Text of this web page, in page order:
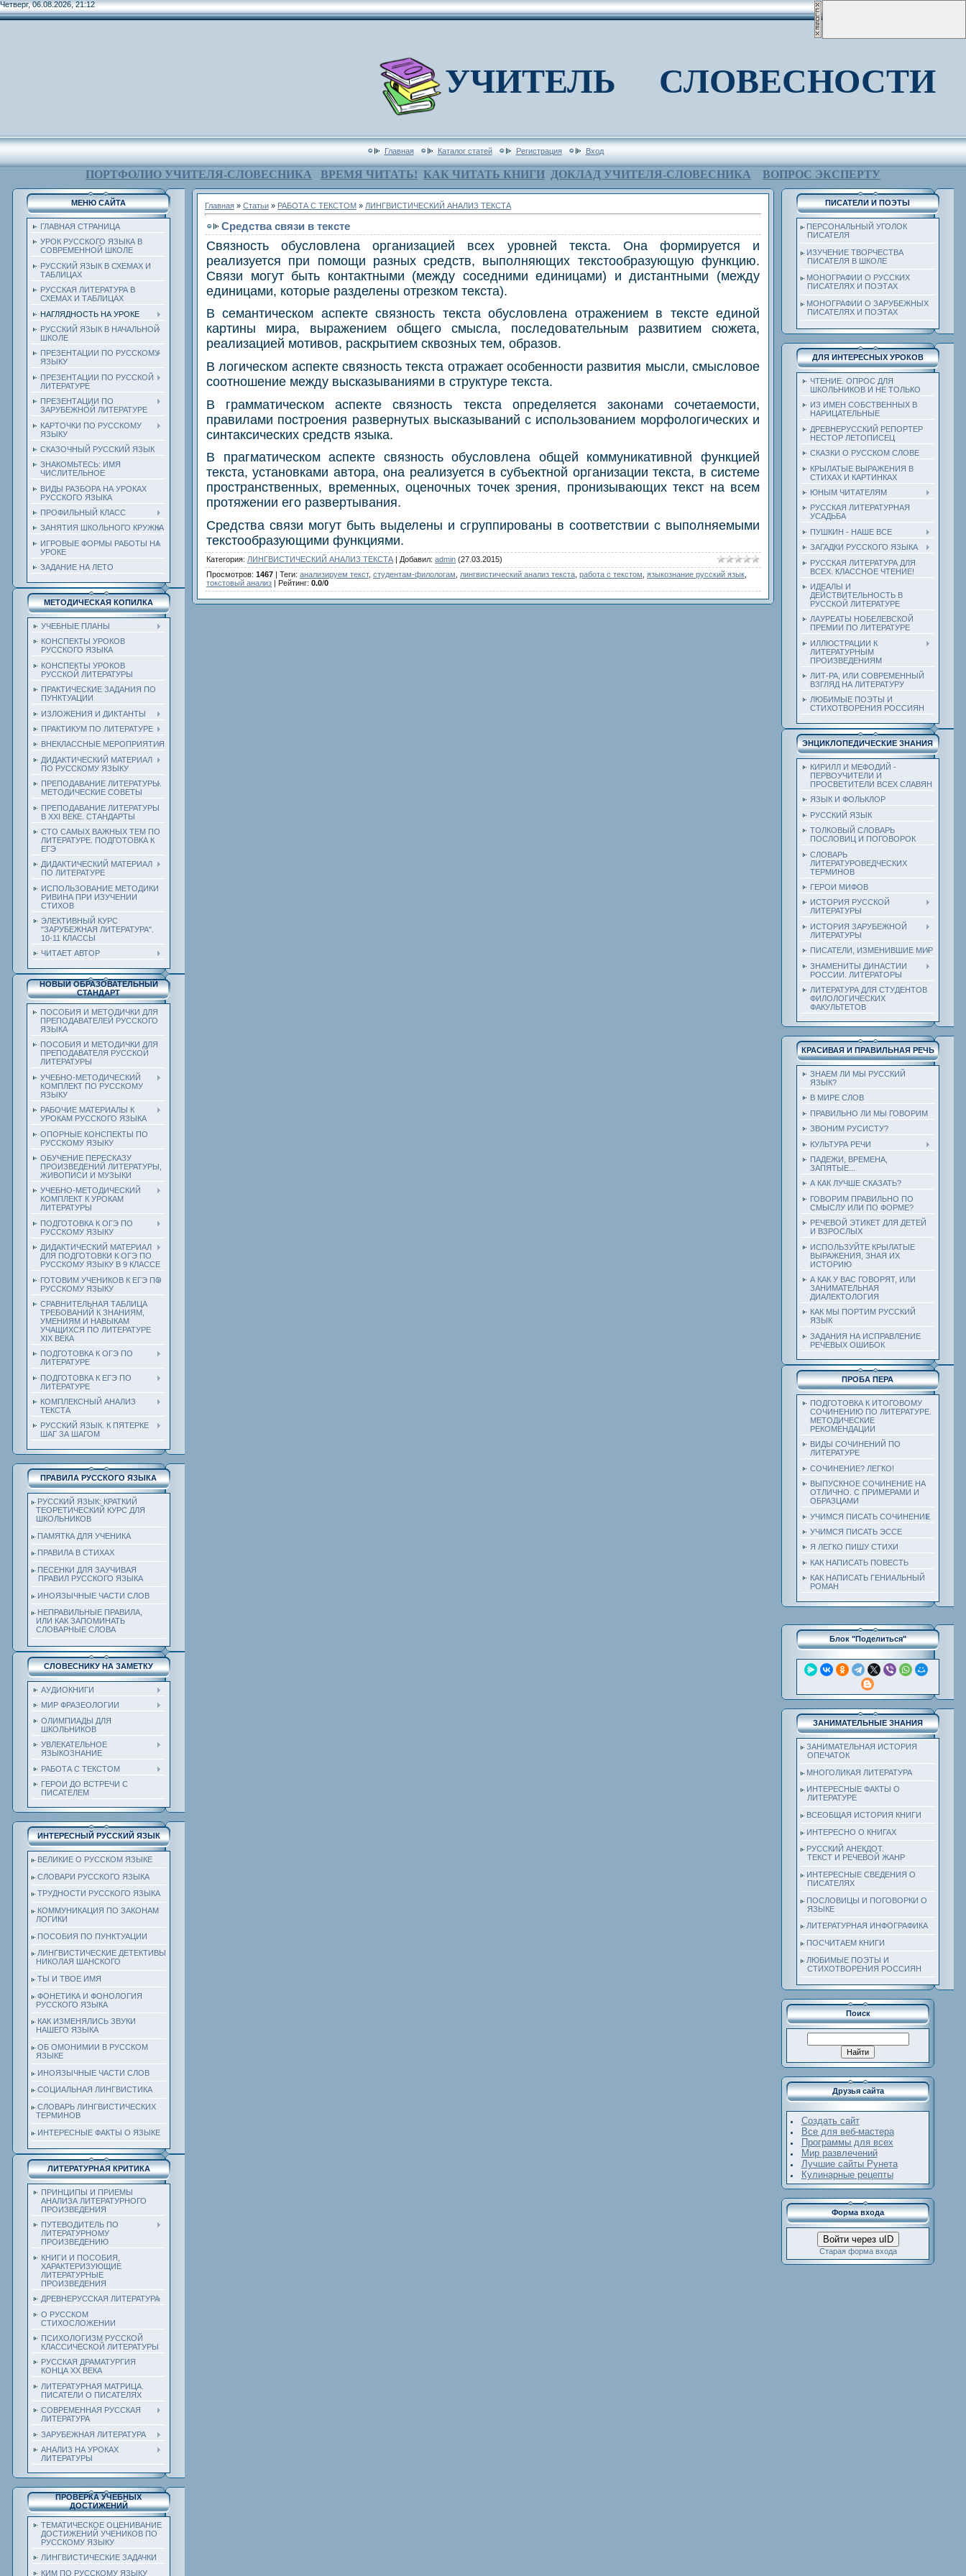
Четверг, 06.08.2026, 21:12
УЧИТЕЛЬ СЛОВЕСНОСТИ
Главная Каталог статей Регистрация Вход
ПОРТФОЛИО УЧИТЕЛЯ-СЛОВЕСНИКА ВРЕМЯ ЧИТАТЬ! КАК ЧИТАТЬ КНИГИ ДОКЛАД УЧИТЕЛЯ-СЛОВЕСНИКА ВОПРОС ЭКСПЕРТУ
МЕНЮ САЙТА
ГЛАВНАЯ СТРАНИЦА
УРОК РУССКОГО ЯЗЫКА В
СОВРЕМЕННОЙ ШКОЛЕ
РУССКИЙ ЯЗЫК В СХЕМАХ И
ТАБЛИЦАХ
РУССКАЯ ЛИТЕРАТУРА В
СХЕМАХ И ТАБЛИЦАХ
НАГЛЯДНОСТЬ НА УРОКЕ
РУССКИЙ ЯЗЫК В НАЧАЛЬНОЙ
ШКОЛЕ
ПРЕЗЕНТАЦИИ ПО РУССКОМУ
ЯЗЫКУ
ПРЕЗЕНТАЦИИ ПО РУССКОЙ
ЛИТЕРАТУРЕ
ПРЕЗЕНТАЦИИ ПО
ЗАРУБЕЖНОЙ ЛИТЕРАТУРЕ
КАРТОЧКИ ПО РУССКОМУ
ЯЗЫКУ
СКАЗОЧНЫЙ РУССКИЙ ЯЗЫК
ЗНАКОМЬТЕСЬ: ИМЯ
ЧИСЛИТЕЛЬНОЕ
ВИДЫ РАЗБОРА НА УРОКАХ
РУССКОГО ЯЗЫКА
ПРОФИЛЬНЫЙ КЛАСС
ЗАНЯТИЯ ШКОЛЬНОГО КРУЖКА
ИГРОВЫЕ ФОРМЫ РАБОТЫ НА
УРОКЕ
ЗАДАНИЕ НА ЛЕТО
МЕТОДИЧЕСКАЯ КОПИЛКА
УЧЕБНЫЕ ПЛАНЫ
КОНСПЕКТЫ УРОКОВ
РУССКОГО ЯЗЫКА
КОНСПЕКТЫ УРОКОВ
РУССКОЙ ЛИТЕРАТУРЫ
ПРАКТИЧЕСКИЕ ЗАДАНИЯ ПО
ПУНКТУАЦИИ
ИЗЛОЖЕНИЯ И ДИКТАНТЫ
ПРАКТИКУМ ПО ЛИТЕРАТУРЕ
ВНЕКЛАССНЫЕ МЕРОПРИЯТИЯ
ДИДАКТИЧЕСКИЙ МАТЕРИАЛ
ПО РУССКОМУ ЯЗЫКУ
ПРЕПОДАВАНИЕ ЛИТЕРАТУРЫ.
МЕТОДИЧЕСКИЕ СОВЕТЫ
ПРЕПОДАВАНИЕ ЛИТЕРАТУРЫ
В XXI ВЕКЕ. СТАНДАРТЫ
СТО САМЫХ ВАЖНЫХ ТЕМ ПО
ЛИТЕРАТУРЕ. ПОДГОТОВКА К
ЕГЭ
ДИДАКТИЧЕСКИЙ МАТЕРИАЛ
ПО ЛИТЕРАТУРЕ
ИСПОЛЬЗОВАНИЕ МЕТОДИКИ
РИВИНА ПРИ ИЗУЧЕНИИ
СТИХОВ
ЭЛЕКТИВНЫЙ КУРС
"ЗАРУБЕЖНАЯ ЛИТЕРАТУРА".
10-11 КЛАССЫ
ЧИТАЕТ АВТОР
НОВЫЙ ОБРАЗОВАТЕЛЬНЫЙ
СТАНДАРТ
ПОСОБИЯ И МЕТОДИЧКИ ДЛЯ
ПРЕПОДАВАТЕЛЕЙ РУССКОГО
ЯЗЫКА
ПОСОБИЯ И МЕТОДИЧКИ ДЛЯ
ПРЕПОДАВАТЕЛЯ РУССКОЙ
ЛИТЕРАТУРЫ
УЧЕБНО-МЕТОДИЧЕСКИЙ
КОМПЛЕКТ ПО РУССКОМУ
ЯЗЫКУ
РАБОЧИЕ МАТЕРИАЛЫ К
УРОКАМ РУССКОГО ЯЗЫКА
ОПОРНЫЕ КОНСПЕКТЫ ПО
РУССКОМУ ЯЗЫКУ
ОБУЧЕНИЕ ПЕРЕСКАЗУ
ПРОИЗВЕДЕНИЙ ЛИТЕРАТУРЫ,
ЖИВОПИСИ И МУЗЫКИ
УЧЕБНО-МЕТОДИЧЕСКИЙ
КОМПЛЕКТ К УРОКАМ
ЛИТЕРАТУРЫ
ПОДГОТОВКА К ОГЭ ПО
РУССКОМУ ЯЗЫКУ
ДИДАКТИЧЕСКИЙ МАТЕРИАЛ
ДЛЯ ПОДГОТОВКИ К ОГЭ ПО
РУССКОМУ ЯЗЫКУ В 9 КЛАССЕ
ГОТОВИМ УЧЕНИКОВ К ЕГЭ ПО
РУССКОМУ ЯЗЫКУ
СРАВНИТЕЛЬНАЯ ТАБЛИЦА
ТРЕБОВАНИЙ К ЗНАНИЯМ,
УМЕНИЯМ И НАВЫКАМ
УЧАЩИХСЯ ПО ЛИТЕРАТУРЕ
ХIХ ВЕКА
ПОДГОТОВКА К ОГЭ ПО
ЛИТЕРАТУРЕ
ПОДГОТОВКА К ЕГЭ ПО
ЛИТЕРАТУРЕ
КОМПЛЕКСНЫЙ АНАЛИЗ
ТЕКСТА
РУССКИЙ ЯЗЫК. К ПЯТЕРКЕ
ШАГ ЗА ШАГОМ
ПРАВИЛА РУССКОГО ЯЗЫКА
РУССКИЙ ЯЗЫК: КРАТКИЙ
ТЕОРЕТИЧЕСКИЙ КУРС ДЛЯ
ШКОЛЬНИКОВ
ПАМЯТКА ДЛЯ УЧЕНИКА
ПРАВИЛА В СТИХАХ
ПЕСЕНКИ ДЛЯ ЗАУЧИВАЯ
ПРАВИЛ РУССКОГО ЯЗЫКА
ИНОЯЗЫЧНЫЕ ЧАСТИ СЛОВ
НЕПРАВИЛЬНЫЕ ПРАВИЛА,
ИЛИ КАК ЗАПОМИНАТЬ
СЛОВАРНЫЕ СЛОВА
СЛОВЕСНИКУ НА ЗАМЕТКУ
АУДИОКНИГИ
МИР ФРАЗЕОЛОГИИ
ОЛИМПИАДЫ ДЛЯ
ШКОЛЬНИКОВ
УВЛЕКАТЕЛЬНОЕ
ЯЗЫКОЗНАНИЕ
РАБОТА С ТЕКСТОМ
ГЕРОИ ДО ВСТРЕЧИ С
ПИСАТЕЛЕМ
ИНТЕРЕСНЫЙ РУССКИЙ ЯЗЫК
ВЕЛИКИЕ О РУССКОМ ЯЗЫКЕ
СЛОВАРИ РУССКОГО ЯЗЫКА
ТРУДНОСТИ РУССКОГО ЯЗЫКА
КОММУНИКАЦИЯ ПО ЗАКОНАМ
ЛОГИКИ
ПОСОБИЯ ПО ПУНКТУАЦИИ
ЛИНГВИСТИЧЕСКИЕ ДЕТЕКТИВЫ
НИКОЛАЯ ШАНСКОГО
ТЫ И ТВОЕ ИМЯ
ФОНЕТИКА И ФОНОЛОГИЯ
РУССКОГО ЯЗЫКА
КАК ИЗМЕНЯЛИСЬ ЗВУКИ
НАШЕГО ЯЗЫКА
ОБ ОМОНИМИИ В РУССКОМ
ЯЗЫКЕ
ИНОЯЗЫЧНЫЕ ЧАСТИ СЛОВ
СОЦИАЛЬНАЯ ЛИНГВИСТИКА
СЛОВАРЬ ЛИНГВИСТИЧЕСКИХ
ТЕРМИНОВ
ИНТЕРЕСНЫЕ ФАКТЫ О ЯЗЫКЕ
ЛИТЕРАТУРНАЯ КРИТИКА
ПРИНЦИПЫ И ПРИЕМЫ
АНАЛИЗА ЛИТЕРАТУРНОГО
ПРОИЗВЕДЕНИЯ
ПУТЕВОДИТЕЛЬ ПО
ЛИТЕРАТУРНОМУ
ПРОИЗВЕДЕНИЮ
КНИГИ И ПОСОБИЯ,
ХАРАКТЕРИЗУЮЩИЕ
ЛИТЕРАТУРНЫЕ
ПРОИЗВЕДЕНИЯ
ДРЕВНЕРУССКАЯ ЛИТЕРАТУРА
О РУССКОМ
СТИХОСЛОЖЕНИИ
ПСИХОЛОГИЗМ РУССКОЙ
КЛАССИЧЕСКОЙ ЛИТЕРАТУРЫ
РУССКАЯ ДРАМАТУРГИЯ
КОНЦА ХХ ВЕКА
ЛИТЕРАТУРНАЯ МАТРИЦА.
ПИСАТЕЛИ О ПИСАТЕЛЯХ
СОВРЕМЕННАЯ РУССКАЯ
ЛИТЕРАТУРА
ЗАРУБЕЖНАЯ ЛИТЕРАТУРА
АНАЛИЗ НА УРОКАХ
ЛИТЕРАТУРЫ
ПРОВЕРКА УЧЕБНЫХ
ДОСТИЖЕНИЙ
ТЕМАТИЧЕСКОЕ ОЦЕНИВАНИЕ
ДОСТИЖЕНИЙ УЧЕНИКОВ ПО
РУССКОМУ ЯЗЫКУ
ЛИНГВИСТИЧЕСКИЕ ЗАДАЧКИ
КИМ ПО РУССКОМУ ЯЗЫКУ
Главная » Статьи » РАБОТА С ТЕКСТОМ » ЛИНГВИСТИЧЕСКИЙ АНАЛИЗ ТЕКСТА
Средства связи в тексте
Связность обусловлена организацией всех уровней текста. Она формируется и
реализуется при помощи разных средств, выполняющих текстообразующую функцию.
Связи могут быть контактными (между соседними единицами) и дистантными (между
единицами, которые разделены отрезком текста).
В семантическом аспекте связность текста обусловлена отражением в тексте единой
картины мира, выражением общего смысла, последовательным развитием сюжета,
реализацией мотивов, раскрытием сквозных тем, образов.
В логическом аспекте связность текста отражает особенности развития мысли, смысловое
соотношение между высказываниями в структуре текста.
В грамматическом аспекте связность текста определяется законами сочетаемости,
правилами построения развернутых высказываний с использованием морфологических и
синтаксических средств языка.
В прагматическом аспекте связность обусловлена общей коммуникативной функцией
текста, установками автора, она реализуется в субъектной организации текста, в системе
пространственных, временных, оценочных точек зрения, пронизывающих текст на всем
протяжении его развертывания.
Средства связи могут быть выделены и сгруппированы в соответствии с выполняемыми
текстообразующими функциями.
Категория: ЛИНГВИСТИЧЕСКИЙ АНАЛИЗ ТЕКСТА | Добавил: admin (27.03.2015)
Просмотров: 1467 | Теги: анализируем текст, студентам-филологам лингвистический анализ текста работа с текстом языкознание русский язык
токстовый анализ | Рейтинг: 0.0/0
ПИСАТЕЛИ И ПОЭТЫ
ПЕРСОНАЛЬНЫЙ УГОЛОК
ПИСАТЕЛЯ
ИЗУЧЕНИЕ ТВОРЧЕСТВА
ПИСАТЕЛЯ В ШКОЛЕ
МОНОГРАФИИ О РУССКИХ
ПИСАТЕЛЯХ И ПОЭТАХ
МОНОГРАФИИ О ЗАРУБЕЖНЫХ
ПИСАТЕЛЯХ И ПОЭТАХ
ДЛЯ ИНТЕРЕСНЫХ УРОКОВ
ЧТЕНИЕ. ОПРОС ДЛЯ
ШКОЛЬНИКОВ И НЕ ТОЛЬКО
ИЗ ИМЕН СОБСТВЕННЫХ В
НАРИЦАТЕЛЬНЫЕ
ДРЕВНЕРУССКИЙ РЕПОРТЕР
НЕСТОР ЛЕТОПИСЕЦ
СКАЗКИ О РУССКОМ СЛОВЕ
КРЫЛАТЫЕ ВЫРАЖЕНИЯ В
СТИХАХ И КАРТИНКАХ
ЮНЫМ ЧИТАТЕЛЯМ
РУССКАЯ ЛИТЕРАТУРНАЯ
УСАДЬБА
ПУШКИН - НАШЕ ВСЕ
ЗАГАДКИ РУССКОГО ЯЗЫКА
РУССКАЯ ЛИТЕРАТУРА ДЛЯ
ВСЕХ. КЛАССНОЕ ЧТЕНИЕ!
ИДЕАЛЫ И
ДЕЙСТВИТЕЛЬНОСТЬ В
РУССКОЙ ЛИТЕРАТУРЕ
ЛАУРЕАТЫ НОБЕЛЕВСКОЙ
ПРЕМИИ ПО ЛИТЕРАТУРЕ
ИЛЛЮСТРАЦИИ К
ЛИТЕРАТУРНЫМ
ПРОИЗВЕДЕНИЯМ
ЛИТ-РА, ИЛИ СОВРЕМЕННЫЙ
ВЗГЛЯД НА ЛИТЕРАТУРУ
ЛЮБИМЫЕ ПОЭТЫ И
СТИХОТВОРЕНИЯ РОССИЯН
ЭНЦИКЛОПЕДИЧЕСКИЕ ЗНАНИЯ
КИРИЛЛ И МЕФОДИЙ -
ПЕРВОУЧИТЕЛИ И
ПРОСВЕТИТЕЛИ ВСЕХ СЛАВЯН
ЯЗЫК И ФОЛЬКЛОР
РУССКИЙ ЯЗЫК
ТОЛКОВЫЙ СЛОВАРЬ
ПОСЛОВИЦ И ПОГОВОРОК
СЛОВАРЬ
ЛИТЕРАТУРОВЕДЧЕСКИХ
ТЕРМИНОВ
ГЕРОИ МИФОВ
ИСТОРИЯ РУССКОЙ
ЛИТЕРАТУРЫ
ИСТОРИЯ ЗАРУБЕЖНОЙ
ЛИТЕРАТУРЫ
ПИСАТЕЛИ, ИЗМЕНИВШИЕ МИР
ЗНАМЕНИТЫ ДИНАСТИИ
РОССИИ. ЛИТЕРАТОРЫ
ЛИТЕРАТУРА ДЛЯ СТУДЕНТОВ
ФИЛОЛОГИЧЕСКИХ
ФАКУЛЬТЕТОВ
КРАСИВАЯ И ПРАВИЛЬНАЯ РЕЧЬ
ЗНАЕМ ЛИ МЫ РУССКИЙ
ЯЗЫК?
В МИРЕ СЛОВ
ПРАВИЛЬНО ЛИ МЫ ГОВОРИМ
ЗВОНИМ РУСИСТУ?
КУЛЬТУРА РЕЧИ
ПАДЕЖИ, ВРЕМЕНА,
ЗАПЯТЫЕ...
А КАК ЛУЧШЕ СКАЗАТЬ?
ГОВОРИМ ПРАВИЛЬНО ПО
СМЫСЛУ ИЛИ ПО ФОРМЕ?
РЕЧЕВОЙ ЭТИКЕТ ДЛЯ ДЕТЕЙ
И ВЗРОСЛЫХ
ИСПОЛЬЗУЙТЕ КРЫЛАТЫЕ
ВЫРАЖЕНИЯ, ЗНАЯ ИХ
ИСТОРИЮ
А КАК У ВАС ГОВОРЯТ, ИЛИ
ЗАНИМАТЕЛЬНАЯ
ДИАЛЕКТОЛОГИЯ
КАК МЫ ПОРТИМ РУССКИЙ
ЯЗЫК
ЗАДАНИЯ НА ИСПРАВЛЕНИЕ
РЕЧЕВЫХ ОШИБОК
ПРОБА ПЕРА
ПОДГОТОВКА К ИТОГОВОМУ
СОЧИНЕНИЮ ПО ЛИТЕРАТУРЕ.
МЕТОДИЧЕСКИЕ
РЕКОМЕНДАЦИИ
ВИДЫ СОЧИНЕНИЙ ПО
ЛИТЕРАТУРЕ
СОЧИНЕНИЕ? ЛЕГКО!
ВЫПУСКНОЕ СОЧИНЕНИЕ НА
ОТЛИЧНО. С ПРИМЕРАМИ И
ОБРАЗЦАМИ
УЧИМСЯ ПИСАТЬ СОЧИНЕНИЕ
УЧИМСЯ ПИСАТЬ ЭССЕ
Я ЛЕГКО ПИШУ СТИХИ
КАК НАПИСАТЬ ПОВЕСТЬ
КАК НАПИСАТЬ ГЕНИАЛЬНЫЙ
РОМАН
Блок "Поделиться"
ЗАНИМАТЕЛЬНЫЕ ЗНАНИЯ
ЗАНИМАТЕЛЬНАЯ ИСТОРИЯ
ОПЕЧАТОК
МНОГОЛИКАЯ ЛИТЕРАТУРА
ИНТЕРЕСНЫЕ ФАКТЫ О
ЛИТЕРАТУРЕ
ВСЕОБЩАЯ ИСТОРИЯ КНИГИ
ИНТЕРЕСНО О КНИГАХ
РУССКИЙ АНЕКДОТ.
ТЕКСТ И РЕЧЕВОЙ ЖАНР
ИНТЕРЕСНЫЕ СВЕДЕНИЯ О
ПИСАТЕЛЯХ
ПОСЛОВИЦЫ И ПОГОВОРКИ О
ЯЗЫКЕ
ЛИТЕРАТУРНАЯ ИНФОГРАФИКА
ПОСЧИТАЕМ КНИГИ
ЛЮБИМЫЕ ПОЭТЫ И
СТИХОТВОРЕНИЯ РОССИЯН
Поиск
Друзья сайта
Создать сайт
Все для веб-мастера
Программы для всех
Мир развлечений
Лучшие сайты Рунета
Кулинарные рецепты
Форма входа
Войти через uID
Старая форма входа